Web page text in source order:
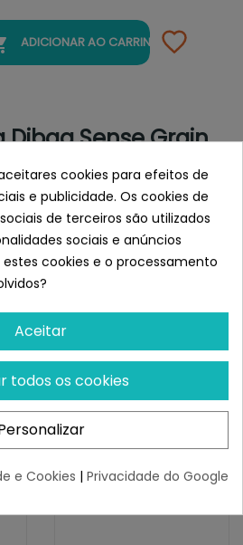
ADICIONAR AO CARRINHO
Sense Grain
Dibaq Sense Grain Free
Salvaje (Ciervo Y Jabalí)
cookies para efeitos de
e publicidade. Os cookies de
de terceiros são utilizados
sociais e anúncios
cookies e o processamento
Aceitar
todos os cookies
e Cookies | Privacidade do Google